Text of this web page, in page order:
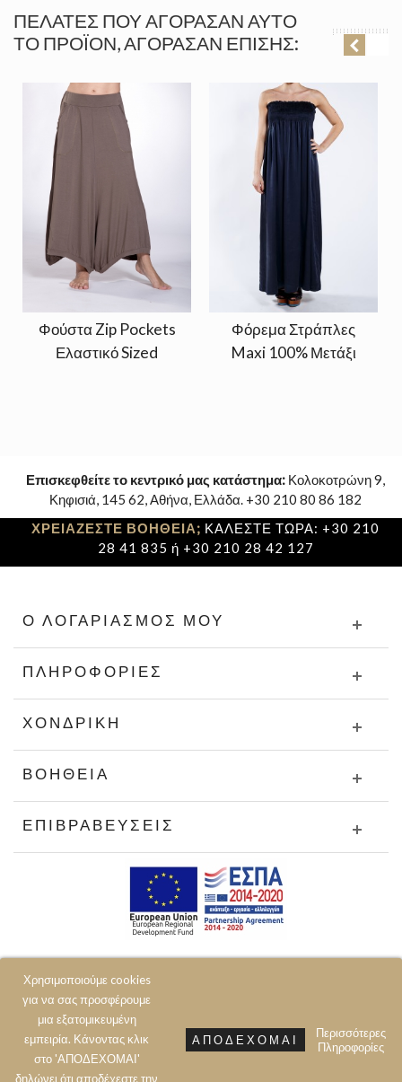
Χρησιμοποιούμε cookies
για να σας προσφέρουμε
μια εξατομικευμένη
εμπειρία. Κάνοντας κλικ
στο 'ΑΠΟΔΕΧΟΜΑΙ'
δηλώνει ότι αποδέχεστε την
ΑΠΟΔΈΧΟΜΑΙ
Περισσότερες
Πληροφορίες
ΠΕΛΆΤΕΣ ΠΟΥ ΑΓΌΡΑΣΑΝ ΑΥΤΌ
ΤΟ ΠΡΟΪΌΝ, ΑΓΌΡΑΣΑΝ ΕΠΊΣΗΣ:
Φούστα Zip Pockets
Ελαστικό Sized
Φόρεμα Στράπλες
Maxi 100% Μετάξι
Επισκεφθείτε το κεντρικό μας κατάστημα: Κολοκοτρώνη 9,
Κηφισιά, 145 62, Αθήνα, Ελλάδα. +30 210 80 86 182
ΧΡΕΙΑΖΕΣΤΕ ΒΟΗΘΕΙΑ; ΚΑΛΕΣΤΕ ΤΩΡΑ: +30 210
28 41 835 ή +30 210 28 42 127
Ο ΛΟΓΑΡΙΑΣΜΌΣ ΜΟΥ
ΠΛΗΡΟΦΟΡΊΕΣ
ΧΟΝΔΡΙΚΉ
ΒΟΉΘΕΙΑ
ΕΠΙΒΡΑΒΕΎΣΕΙΣ
© 2020 JOIN CLOTHES SA. ALL RIGHTS RESERVED